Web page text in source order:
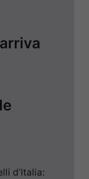
d’Italia: